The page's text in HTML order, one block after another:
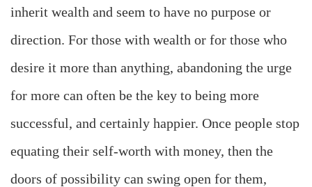
inherit wealth and seem to have no purpose or
direction. For those with wealth or for those who
desire it more than anything, abandoning the urge
for more can often be the key to being more
successful, and certainly happier. Once people stop
equating their self-worth with money, then the
doors of possibility can swing open for them,